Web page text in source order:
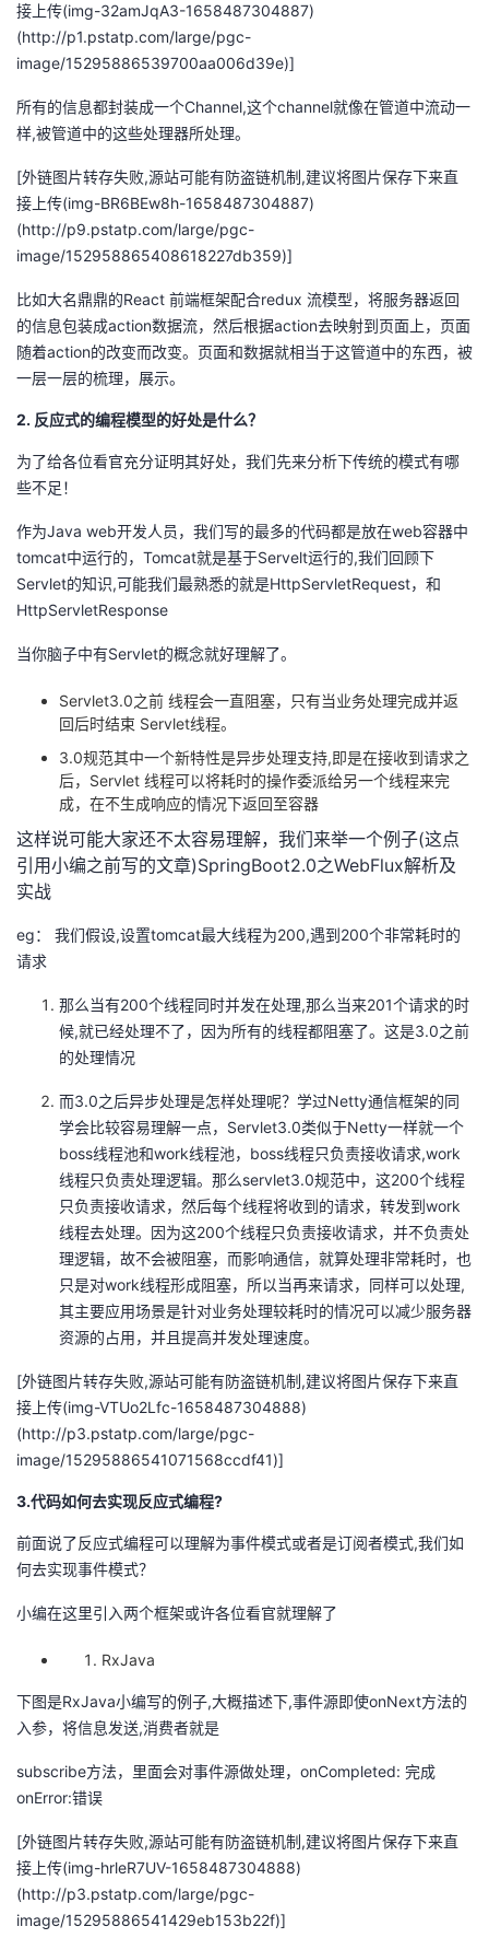
注
开
发
者
学
堂
的
课
我
的
证
我
实
验
的
收
的
Programs
我
的
支
持
我
技
术
持
的
云
建
议
接上传(img-32amJqA3-1658487304887)
(http://p1.pstatp.com/large/pgc-
image/15295886539700aa006d39e)]
所有的信息都封装成一个Channel,这个channel就像在管道中流动一
样,被管道中的这些处理器所处理。
[外链图片转存失败,源站可能有防盗链机制,建议将图片保存下来直
接上传(img-BR6BEw8h-1658487304887)
(http://p9.pstatp.com/large/pgc-
image/152958865408618227db359)]
比如大名鼎鼎的React 前端框架配合redux 流模型，将服务器返回
的信息包装成action数据流，然后根据action去映射到页面上，页面
随着action的改变而改变。页面和数据就相当于这管道中的东西，被
一层一层的梳理，展示。
2. 反应式的编程模型的好处是什么？
为了给各位看官充分证明其好处，我们先来分析下传统的模式有哪
些不足！
作为Java web开发人员，我们写的最多的代码都是放在web容器中
tomcat中运行的，Tomcat就是基于Servelt运行的,我们回顾下
Servlet的知识,可能我们最熟悉的就是HttpServletRequest，和
HttpServletResponse
当你脑子中有Servlet的概念就好理解了。
Servlet3.0之前 线程会一直阻塞，只有当业务处理完成并返
回后时结束 Servlet线程。
3.0规范其中一个新特性是异步处理支持,即是在接收到请求之
后，Servlet 线程可以将耗时的操作委派给另一个线程来完
成，在不生成响应的情况下返回至容器
这样说可能大家还不太容易理解，我们来举一个例子(这点
引用小编之前写的文章)SpringBoot2.0之WebFlux解析及
实战
eg： 我们假设,设置tomcat最大线程为200,遇到200个非常耗时的
请求
那么当有200个线程同时并发在处理,那么当来201个请求的时
候,就已经处理不了，因为所有的线程都阻塞了。这是3.0之前
的处理情况
而3.0之后异步处理是怎样处理呢？学过Netty通信框架的同
学会比较容易理解一点，Servlet3.0类似于Netty一样就一个
boss线程池和work线程池，boss线程只负责接收请求,work
线程只负责处理逻辑。那么servlet3.0规范中，这200个线程
只负责接收请求，然后每个线程将收到的请求，转发到work
线程去处理。因为这200个线程只负责接收请求，并不负责处
理逻辑，故不会被阻塞，而影响通信，就算处理非常耗时，也
只是对work线程形成阻塞，所以当再来请求，同样可以处理,
其主要应用场景是针对业务处理较耗时的情况可以减少服务器
资源的占用，并且提高并发处理速度。
[外链图片转存失败,源站可能有防盗链机制,建议将图片保存下来直
接上传(img-VTUo2Lfc-1658487304888)
(http://p3.pstatp.com/large/pgc-
image/15295886541071568ccdf41)]
3.代码如何去实现反应式编程?
前面说了反应式编程可以理解为事件模式或者是订阅者模式,我们如
何去实现事件模式？
小编在这里引入两个框架或许各位看官就理解了
RxJava
下图是RxJava小编写的例子,大概描述下,事件源即使onNext方法的
入参，将信息发送,消费者就是
subscribe方法，里面会对事件源做处理，onCompleted: 完成
onError:错误
[外链图片转存失败,源站可能有防盗链机制,建议将图片保存下来直
接上传(img-hrleR7UV-1658487304888)
(http://p3.pstatp.com/large/pgc-
image/15295886541429eb153b22f)]